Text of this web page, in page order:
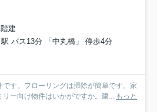
建
バス13分 「中丸橋」 停歩4分
す。フローリングは掃除が簡単です。家
ー向け物件はいかがですか。建... もっと